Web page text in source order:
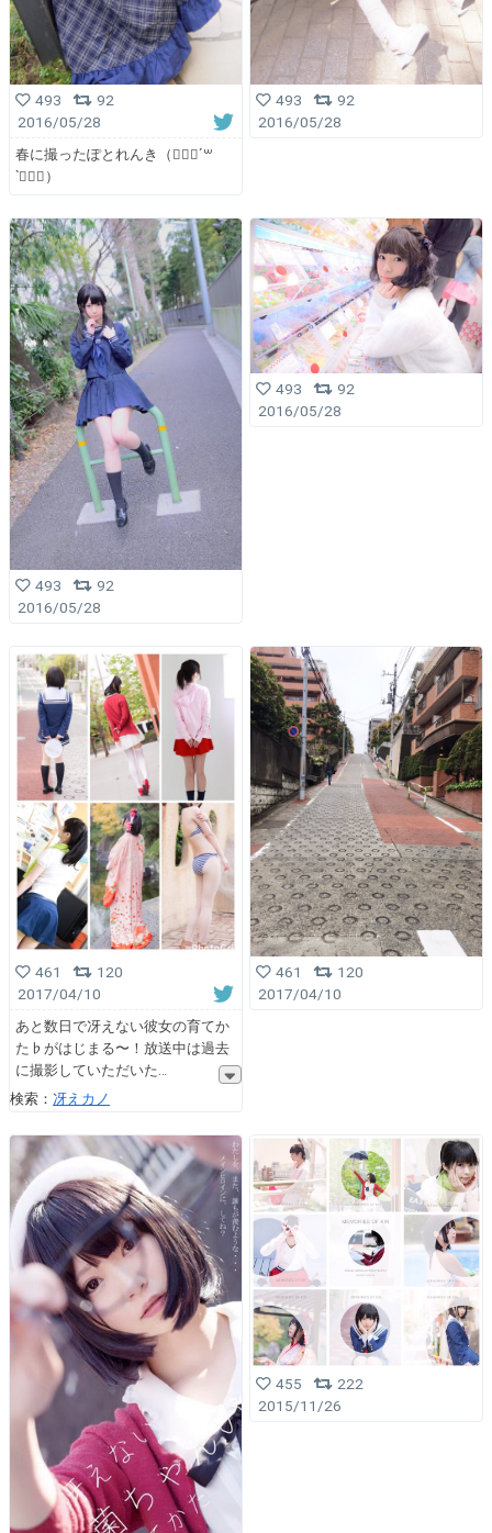
493
92
2016/05/28
春に撮ったぽとれんき（๑⃙⃘ˊ꒳​
ˋ๑⃙⃘）
493
92
2016/05/28
493
92
2016/05/28
493
92
2016/05/28
461
120
2017/04/10
あと数日で冴えない彼女の育てか
た♭がはじまる〜！放送中は過去
に撮影していただいた
検索： 冴えカノ
461
120
2017/04/10
455
222
2015/11/26